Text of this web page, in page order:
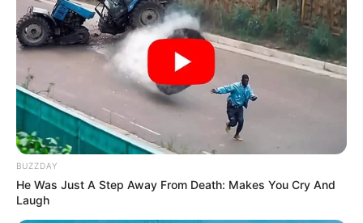
BUZZDAY
He Was Just A Step Away From Death: Makes You Cry And
Laugh